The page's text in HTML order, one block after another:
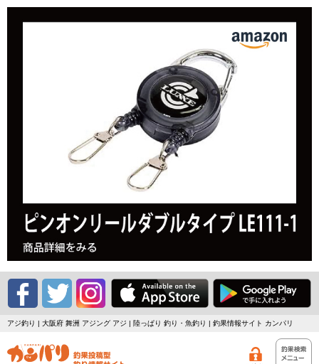
アジ釣り | 大阪府 舞洲 アジング アジ | 陸っぱり 釣り・魚釣り | 釣果情報サイト カンパリ